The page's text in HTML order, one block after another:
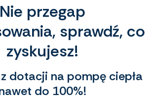
Nie przegap
sprawdź, co
zyskujesz!
dotacji na pompę ciepła
do 100%!